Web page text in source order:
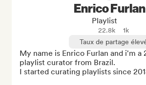
Enrico Furlan
Playlist
22.8k
1k
Taux de partage
My name is Enrico Furlan and i'm a
playlist curator from Brazil.
I started curating playlists since